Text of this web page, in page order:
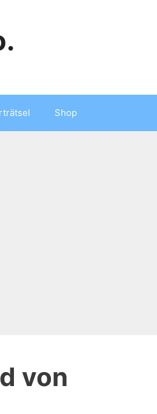
Shop
von